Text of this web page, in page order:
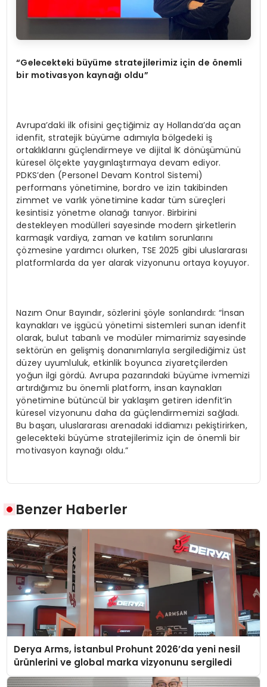
“Gelecekteki büyüme stratejilerimiz için de önemli
bir motivasyon kaynağı oldu”
Avrupa’daki ilk ofisini geçtiğimiz ay Hollanda’da açan
idenfit, stratejik büyüme adımıyla bölgedeki iş
ortaklıklarını güçlendirmeye ve dijital İK dönüşümünü
küresel ölçekte yaygınlaştırmaya devam ediyor.
PDKS’den (Personel Devam Kontrol Sistemi)
performans yönetimine, bordro ve izin takibinden
zimmet ve varlık yönetimine kadar tüm süreçleri
kesintisiz yönetme olanağı tanıyor. Birbirini
destekleyen modülleri sayesinde modern şirketlerin
karmaşık vardiya, zaman ve katılım sorunlarını
çözmesine yardımcı olurken, TSE 2025 gibi uluslararası
platformlarda da yer alarak vizyonunu ortaya koyuyor.
Nazım Onur Bayındır, sözlerini şöyle sonlandırdı: “İnsan
kaynakları ve işgücü yönetimi sistemleri sunan idenfit
olarak, bulut tabanlı ve modüler mimarimiz sayesinde
sektörün en gelişmiş donanımlarıyla sergilediğimiz üst
düzey uyumluluk, etkinlik boyunca ziyaretçilerden
yoğun ilgi gördü. Avrupa pazarındaki büyüme ivmemizi
artırdığımız bu önemli platform, insan kaynakları
yönetimine bütüncül bir yaklaşım getiren idenfit’in
küresel vizyonunu daha da güçlendirmemizi sağladı.
Bu başarı, uluslararası arenadaki iddiamızı pekiştirirken,
gelecekteki büyüme stratejilerimiz için de önemli bir
motivasyon kaynağı oldu.”
Benzer Haberler
Derya Arms, İstanbul Prohunt 2026’da yeni nesil
ürünlerini ve global marka vizyonunu sergiledi